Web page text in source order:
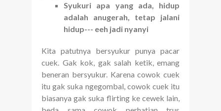
Syukuri apa yang ada, hidup
adalah anugerah, tetap jalani
hidup--- eeh jadi nyanyi
Kita patutnya bersyukur punya pacar
cuek. Gak kok, gak salah ketik, emang
beneran bersyukur. Karena cowok cuek
itu gak suka ngegombal, cowok cuek itu
biasanya gak suka flirting ke cewek lain,